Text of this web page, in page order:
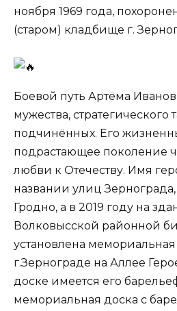
ноября 1969 года,
(старом) кладбище г.
Боевой путь Артёма
мужества, стратегического
подчинённых. Его
подрастающее поколение
любви к Отечеству. Имя
названии улиц
Гродно, а в 2019 году на
Волковысской районной
установлена мемориальная
г.Зернограде на Аллее
доске имеется его
мемориальная доска с